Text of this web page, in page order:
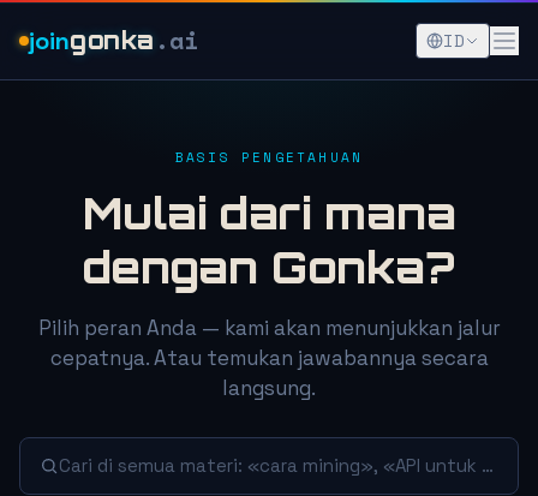
joingonka .ai ID
BASIS PENGETAHUAN
Mulai dari mana
dengan Gonka?
Pilih peran Anda — kami akan menunjukkan jalur
cepatnya. Atau temukan jawabannya secara
langsung.
Cari di semua materi: «cara mining», «API untuk